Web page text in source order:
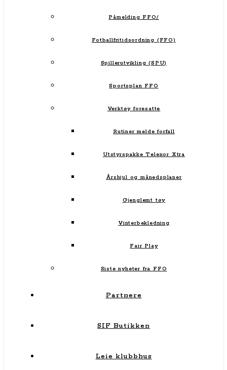
Påmelding FFO/
Fotballfritidsordning (FFO)
Spillerutvikling (SPU)
Sportsplan FFO
Verktøy foresatte
Rutiner melde forfall
Utstyrspakke Telenor Xtra
Årshjul og månedsplaner
Gjenglemt tøy
Vinterbekledning
Fair Play
Siste nyheter fra FFO
Partnere
SIF Butikken
Leie klubbhus